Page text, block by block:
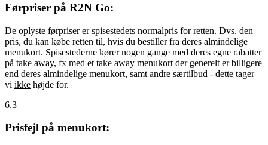
Førpriser på R2N Go:
De oplyste førpriser er spisestedets normalpris for retten. Dvs. den
pris, du kan købe retten til, hvis du bestiller fra deres almindelige
menukort. Spisestederne kører nogen gange med deres egne rabatter
på take away, fx med et take away menukort der generelt er billigere
end deres almindelige menukort, samt andre særtilbud - dette tager
vi ikke højde for.
6.3
Prisfejl på menukort: